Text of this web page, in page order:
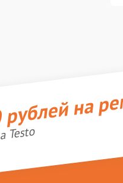
на
Testo